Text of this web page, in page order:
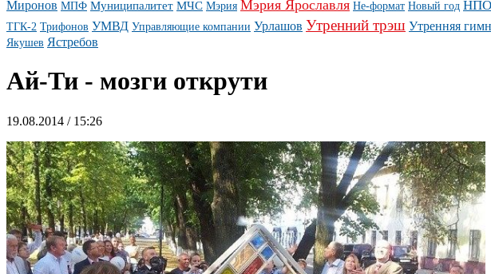
Миронов МПФ Муниципалитет МЧС Мэрия Мэрия Ярославля Не-формат Новый год НПО
ТГК-2 Трифонов УМВД Управляющие компании Урлашов Утренний трэш Утренняя
Якушев Ястребов
Ай-Ти - мозги открути
19.08.2014 / 15:26